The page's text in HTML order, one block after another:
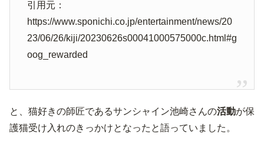
引用元：
https://www.sponichi.co.jp/entertainment/news/20
23/06/26/kiji/20230626s00041000575000c.html#g
oog_rewarded
と、猫好きの師匠であるサンシャイン池崎さんの活動が保
護猫受け入れのきっかけとなったと語っていました。